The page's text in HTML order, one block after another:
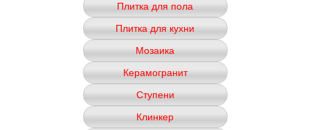
Плитка для пола
Плитка для кухни
Мозаика
Керамогранит
Ступени
Клинкер